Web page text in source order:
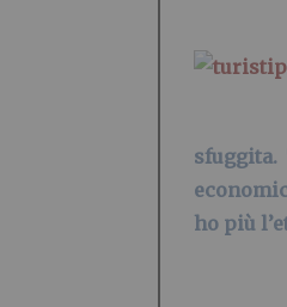
ho più